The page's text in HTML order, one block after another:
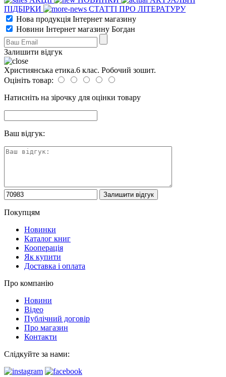
ПІДБІРКИ
СТАТТІ ПРО ЛІТЕРАТУРУ
Нова продукція Інтернет магазину
Новини Інтернет магазину Богдан
Залишити відгук
Християнська етика.6 клас. Робочий зошит.
Оцініть товар:
Натисніть на зірочку для оцінки товару
Ваш відгук:
Покупцям
Новинки
Каталог книг
Кооперація
Як купити
Доставка і оплата
Про компанію
Новини
Відео
Публічний договір
Про магазин
Контакти
Слідкуйте за нами: